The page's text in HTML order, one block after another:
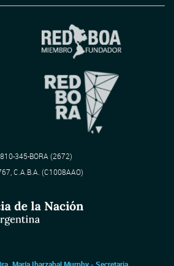
345-BORA (2672)
C.A.B.A. (C1008AAO)